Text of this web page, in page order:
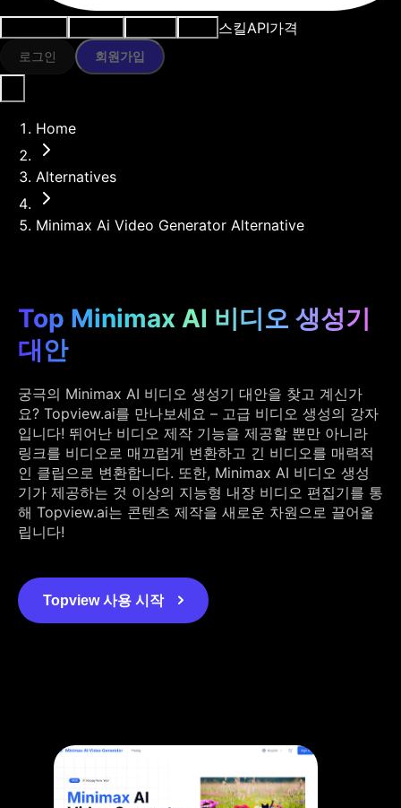
스킬API가격
로그인 회원가입
Home
Alternatives
Minimax Ai Video Generator Alternative
Top Minimax AI 비디오 생성기
대안
궁극의 Minimax AI 비디오 생성기 대안을 찾고 계신가
요? Topview.ai를 만나보세요 – 고급 비디오 생성의 강자
입니다! 뛰어난 비디오 제작 기능을 제공할 뿐만 아니라
링크를 비디오로 매끄럽게 변환하고 긴 비디오를 매력적
인 클립으로 변환합니다. 또한, Minimax AI 비디오 생성
기가 제공하는 것 이상의 지능형 내장 비디오 편집기를 통
해 Topview.ai는 콘텐츠 제작을 새로운 차원으로 끌어올
립니다!
Topview 사용 시작